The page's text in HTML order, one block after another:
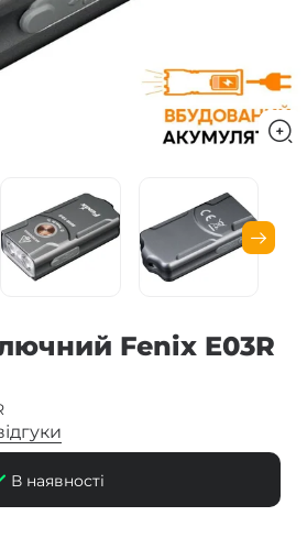
Fenix E03R
В наявності